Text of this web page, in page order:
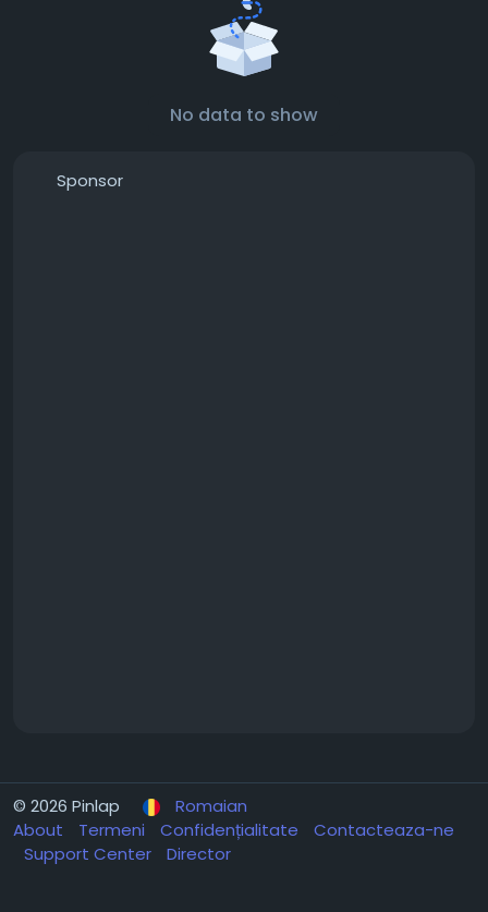
No data to show
Sponsor
© 2026 Pinlap
Romaian
About
Termeni Confidențialitate
Contacteaza-ne
Support Center
Director